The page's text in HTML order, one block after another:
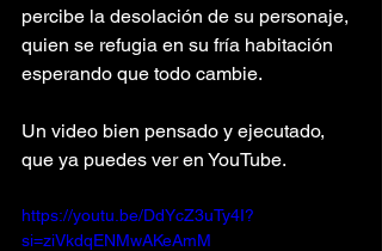
percibe la desolación de su personaje,
quien se refugia en su fría habitación
esperando que todo cambie.
Un video bien pensado y ejecutado,
que ya puedes ver en YouTube.
https://youtu.be/DdYcZ3uTy4I?
si=ziVkdqENMwAKeAmM